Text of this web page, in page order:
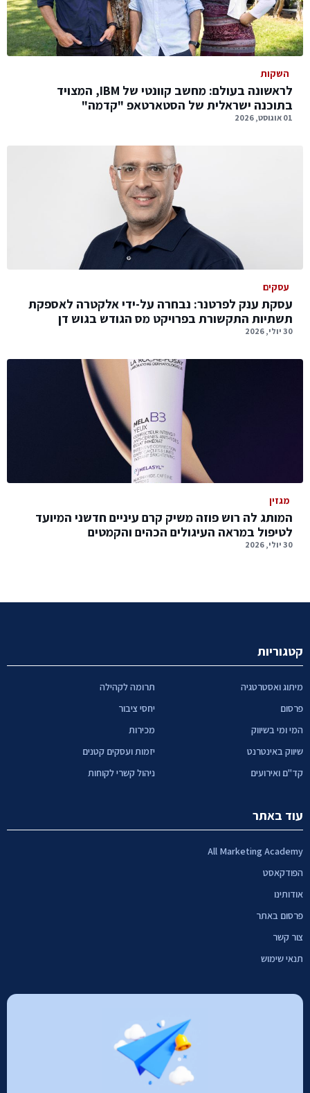
השקות
לראשונה בעולם: מחשב קוונטי של IBM, המצויד
בתוכנה ישראלית של הסטארטאפ "קדמה"
01 אוגוסט, 2026
עסקים
עסקת ענק לפרטנר: נבחרה על-ידי אלקטרה לאספקת
תשתיות התקשורת בפרויקט מס הגודש בגוש דן
30 יולי, 2026
מגזין
המותג לה רוש פוזה משיק קרם עיניים חדשני המיועד
לטיפול במראה העיגולים הכהים והקמטים
30 יולי, 2026
קטגוריות
מיתוג ואסטרטגיה
פרסום
המי ומי בשיווק
שיווק באינטרנט
קד"ם ואירועים
תרומה לקהילה
יחסי ציבור
מכירות
יזמות ועסקים קטנים
ניהול קשרי לקוחות
עוד באתר
All Marketing Academy
הפודקאסט
אודותינו
פרסום באתר
צור קשר
תנאי שימוש